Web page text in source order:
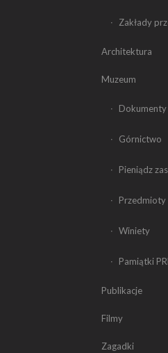
Zakłady
Architektura
Muzeum
Dokumenty
Górnictwo
Pieniądz
Przedmioty
Winiety
Pamiątki
Publikacje
Filmy
Zagadki